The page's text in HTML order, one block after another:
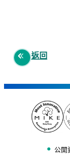
返回
公開